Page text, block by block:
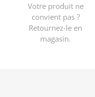
Votre produit ne
convient pas ?
Retournez-le en
magasin.